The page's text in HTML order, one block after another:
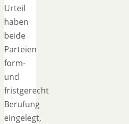
Urteil
haben
beide
Parteien
form-
und
fristgerecht
Berufung
eingelegt,